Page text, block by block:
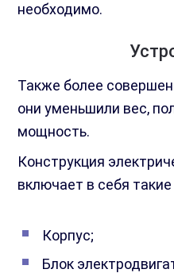
необходимо.
Также более
они уменьшили вес,
мощность.
Конструкция
включает в себя
Корпус;
Блок